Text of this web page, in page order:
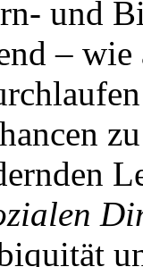
und
–